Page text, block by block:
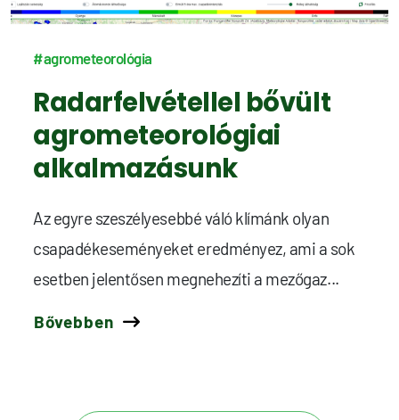
#agrometeorológia
Radarfelvétellel bővült
agrometeorológiai
alkalmazásunk
Az egyre szeszélyesebbé váló klímánk olyan
csapadékeseményeket eredményez, ami a sok
esetben jelentősen megnehezíti a mezőgaz...
Bővebben